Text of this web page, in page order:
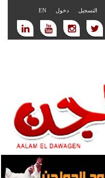
التسجيل دخول EN